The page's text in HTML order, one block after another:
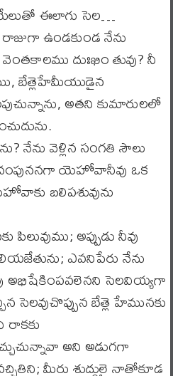
ఈలాగు సెల…
ఉండకుండ నేను
దుఃఖిం తువు? నీ
బేత్లెహేమీయుడైన
అతని కుమారులలో
నేను వెళ్లిన సంగతి సౌలు
యెహోవానీవు ఒక
బలిపశువును
అప్పుడు నీవు
ఎవనిపేరు నేను
అభిషేకింపవలెనని సెలవియ్యగా
బేత్లె హేమునకు
రాకకు
అని అడుగగా
మీరు శుద్ధులై నాతోకూడ